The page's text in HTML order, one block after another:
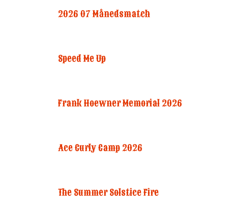
2026 07 Månedsmatch
Speed Me Up
Frank Hoewner Memorial 2026
Ace Curly Camp 2026
The Summer Solstice Fire